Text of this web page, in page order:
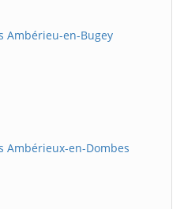
Ambérieu-en-Bugey
Ambérieux-en-Dombes